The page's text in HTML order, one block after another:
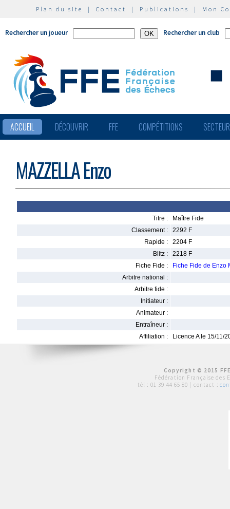
Plan du site | Contact | Publications | Mon
Rechercher un joueur Rechercher un club
ACCUEIL DÉCOUVRIR FFE COMPÉTITIONS
MAZZELLA Enzo
Titre :
Maître Fide
Classement :
2292 F
Rapide :
2204 F
Blitz :
2218 F
Fiche Fide :
Fiche Fide de Enzo
Arbitre national :
Arbitre fide :
Initiateur :
Animateur :
Entraîneur :
Affiliation :
Licence A le 15/11/
Copyright © 2015
Fédération Française des
tél : 01 39 44 65 80 | contact :